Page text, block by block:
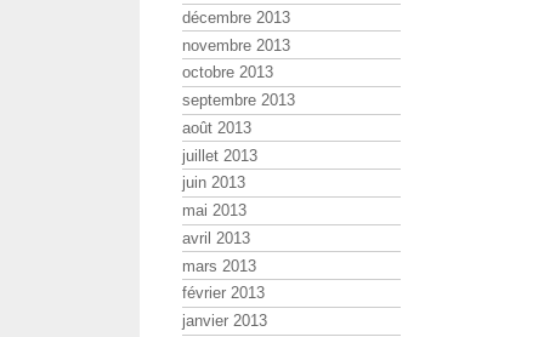
décembre 2013
novembre 2013
octobre 2013
septembre 2013
août 2013
juillet 2013
juin 2013
mai 2013
avril 2013
mars 2013
février 2013
janvier 2013